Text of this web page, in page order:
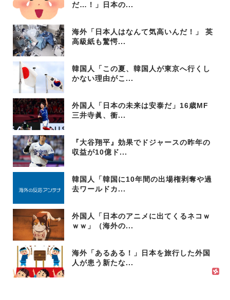
だ…！」日本の...
海外「日本人はなんて気高いんだ！」 英
高級紙も驚愕...
韓国人「この夏、韓国人が東京へ行くし
かない理由がこ...
外国人「日本の未来は安泰だ」16歳MF
三井寺眞、衝...
『大谷翔平』効果でドジャースの昨年の
収益が10億ド...
韓国人「韓国に10年間の出場権剥奪や過
去ワールドカ...
外国人「日本のアニメに出てくるネコｗ
ｗｗ」（海外の...
海外「あるある！」日本を旅行した外国
人が患う新たな...